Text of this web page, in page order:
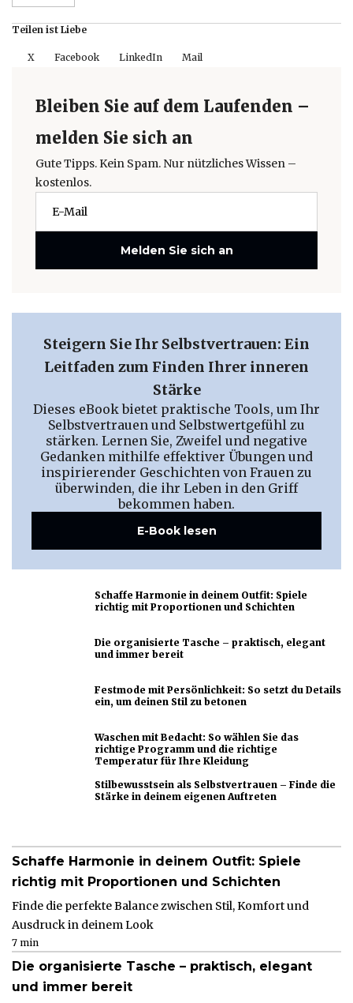
Teilen ist Liebe
X Facebook LinkedIn Mail
Bleiben Sie auf dem Laufenden –
melden Sie sich an
Gute Tipps. Kein Spam. Nur nützliches Wissen –
kostenlos.
Melden Sie sich an
Steigern Sie Ihr Selbstvertrauen: Ein
Leitfaden zum Finden Ihrer inneren
Stärke
Dieses eBook bietet praktische Tools, um Ihr
Selbstvertrauen und Selbstwertgefühl zu
stärken. Lernen Sie, Zweifel und negative
Gedanken mithilfe effektiver Übungen und
inspirierender Geschichten von Frauen zu
überwinden, die ihr Leben in den Griff
bekommen haben.
E-Book lesen
Schaffe Harmonie in deinem Outfit: Spiele
richtig mit Proportionen und Schichten
Die organisierte Tasche – praktisch, elegant
und immer bereit
Festmode mit Persönlichkeit: So setzt du Details
ein, um deinen Stil zu betonen
Waschen mit Bedacht: So wählen Sie das
richtige Programm und die richtige
Temperatur für Ihre Kleidung
Stilbewusstsein als Selbstvertrauen – Finde die
Stärke in deinem eigenen Auftreten
Schaffe Harmonie in deinem Outfit: Spiele
richtig mit Proportionen und Schichten
Finde die perfekte Balance zwischen Stil, Komfort und
Ausdruck in deinem Look
7 min
Die organisierte Tasche – praktisch, elegant
und immer bereit